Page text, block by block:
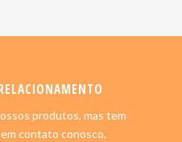
produtos, mas tem
contato conosco,